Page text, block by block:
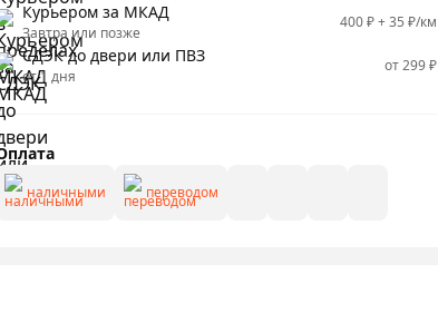
Курьером за МКАД
Завтра или позже
400 ₽ + 35 ₽/км
СДЭК до двери или ПВЗ
от 1 дня
от 299 ₽
наличными переводом